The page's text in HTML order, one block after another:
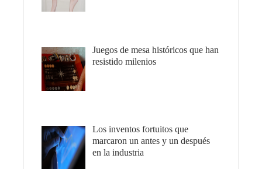
Juegos de mesa históricos que han
resistido milenios
Los inventos fortuitos que
marcaron un antes y un después
en la industria